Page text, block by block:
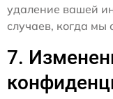
удаление вашей
случаев, когда мы
7.